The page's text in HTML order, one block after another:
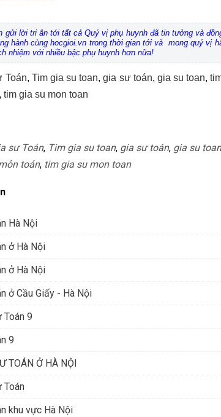
gửi lời tri ân tới tất cả Quý vị phụ huynh đã tin tưởng và
hành cùng hocgioi.vn trong thời gian tới và mong quý
nhiệm với nhiều bậc phụ huynh hơn nữa!
Toán, Tim gia su toan,gia sư toán, gia su toan,
, tim gia su mon toan
sư Toán, Tim gia su toan, gia sư toán, gia su toan
toán, tim gia su mon toan
Hà Nội
ở Hà Nội
ở Hà Nội
ở Cầu Giấy - Hà Nội
Toán 9
9
TOÁN Ở HÀ NỘI
Toán
khu vực Hà Nội